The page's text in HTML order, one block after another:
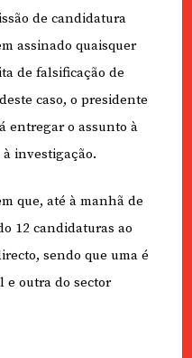
de candidatura
assinado quaisquer
de falsificação de
caso, o presidente
entregar o assunto à
investigação.
que, até à manhã de
12 candidaturas ao
sendo que uma é
e outra do sector